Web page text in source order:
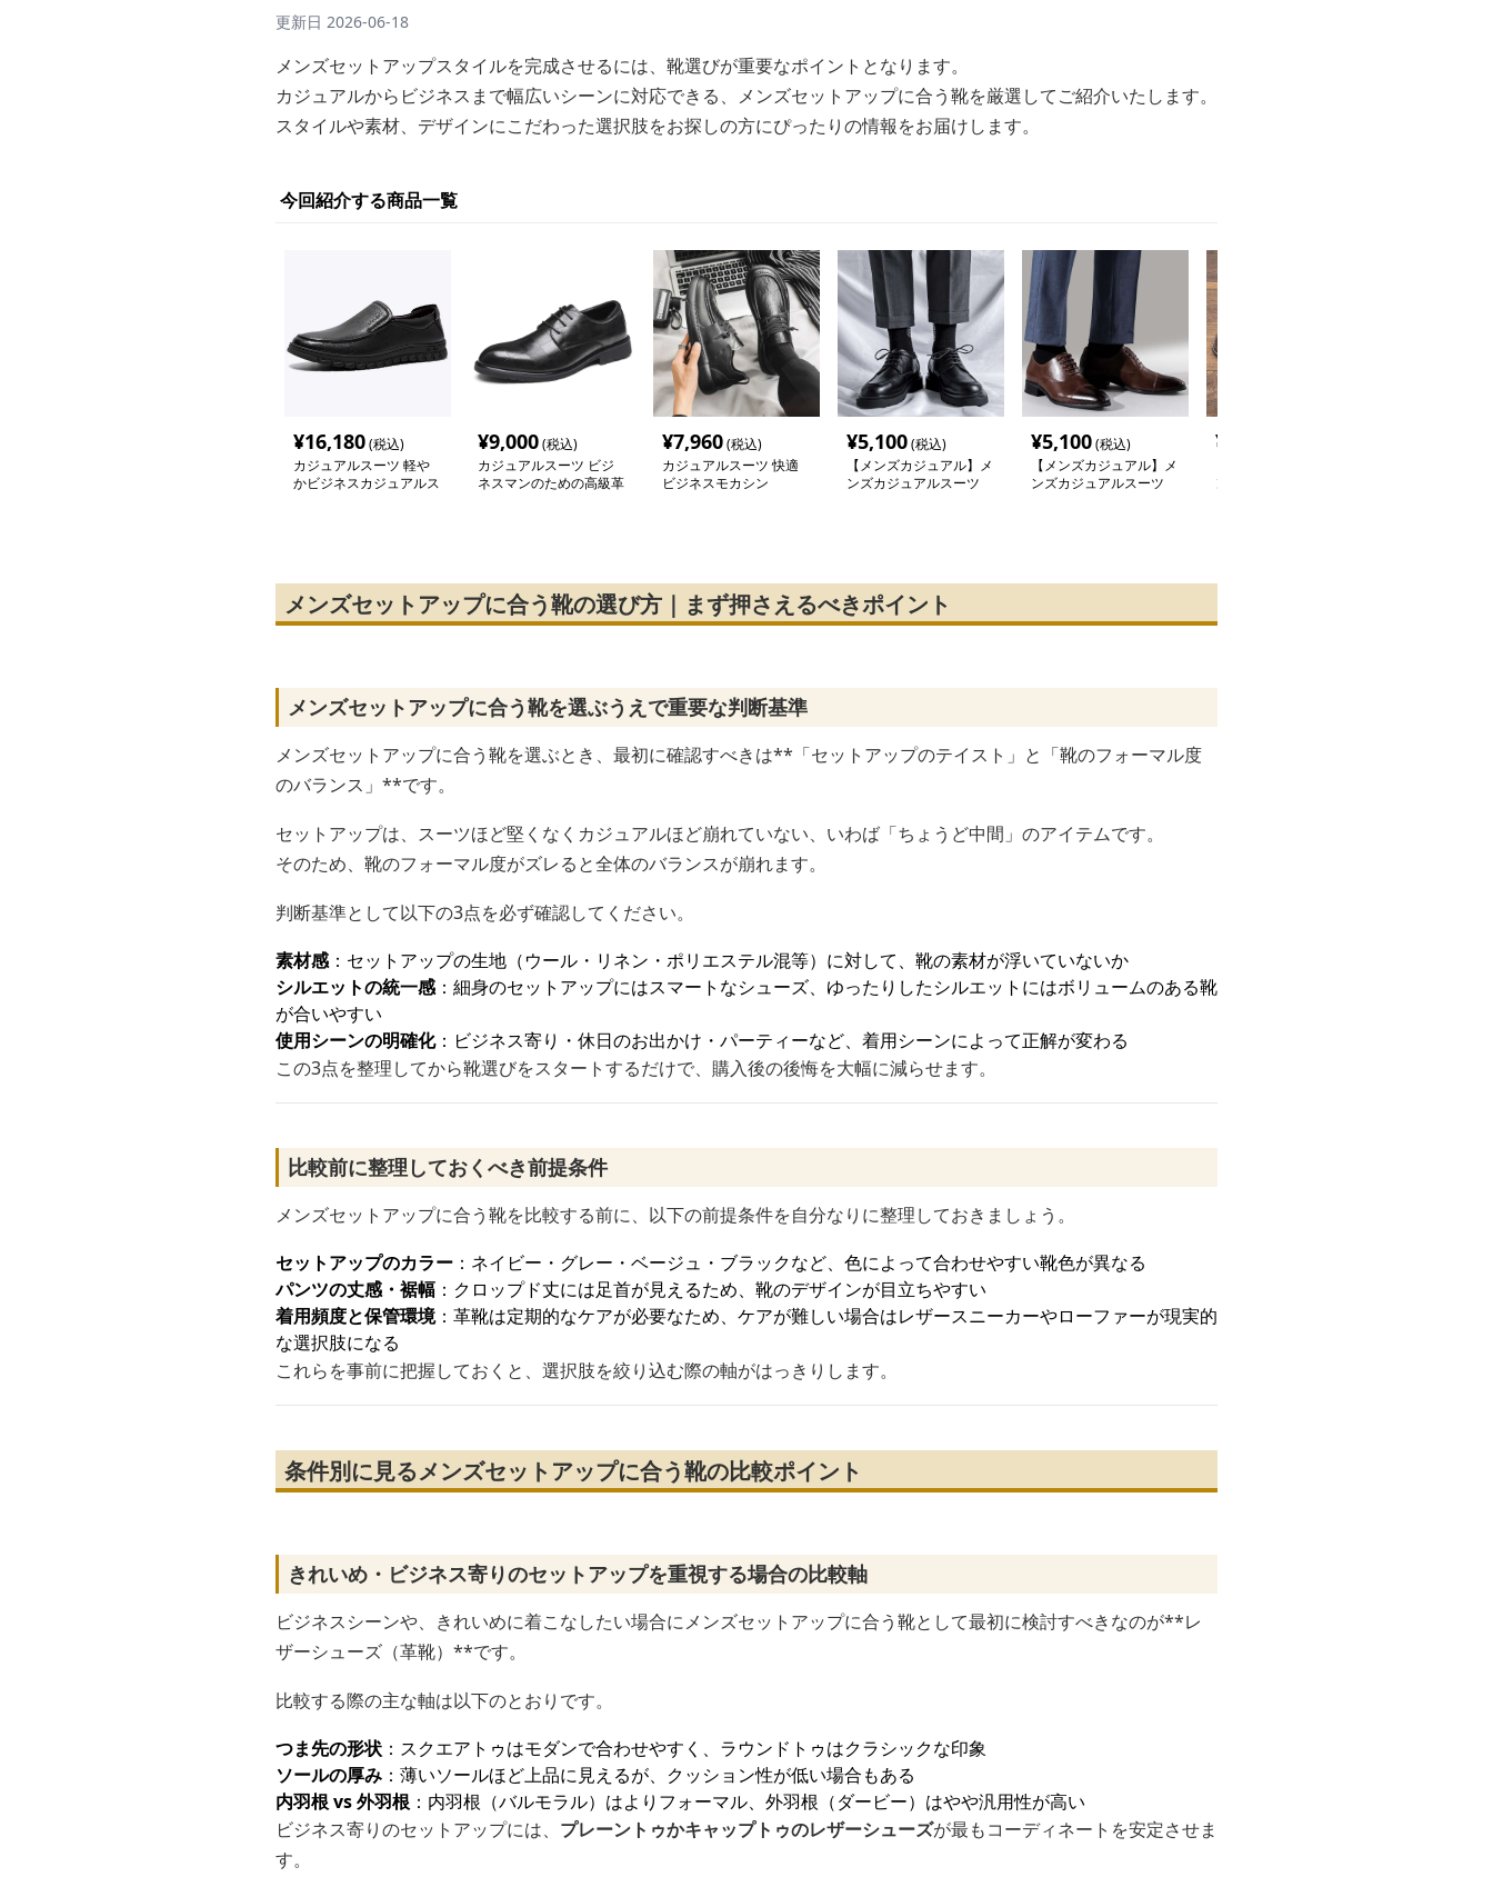
更新日 2026-06-18
メンズセットアップスタイルを完成させるには、靴選びが重要なポイントとなります。
カジュアルからビジネスまで幅広いシーンに対応できる、メンズセットアップに合う靴を厳選してご紹介いたします。
スタイルや素材、デザインにこだわった選択肢をお探しの方にぴったりの情報をお届けします。
今回紹介する商品一覧
¥16,180(税込)
カジュアルスーツ 軽や
かビジネスカジュアルス
¥9,000(税込)
カジュアルスーツ ビジ
ネスマンのための高級革
¥7,960(税込)
カジュアルスーツ 快適
ビジネスモカシン
¥5,100(税込)
【メンズカジュアル】メ
ンズカジュアルスーツ
¥5,100(税込)
【メンズカジュアル】メ
ンズカジュアルスーツ
¥
ンズカジュアルスーツ
メンズセットアップに合う靴の選び方｜まず押さえるべきポイント
メンズセットアップに合う靴を選ぶうえで重要な判断基準
メンズセットアップに合う靴を選ぶとき、最初に確認すべきは**「セットアップのテイスト」と「靴のフォーマル度
のバランス」**です。
セットアップは、スーツほど堅くなくカジュアルほど崩れていない、いわば「ちょうど中間」のアイテムです。
そのため、靴のフォーマル度がズレると全体のバランスが崩れます。
判断基準として以下の3点を必ず確認してください。
素材感：セットアップの生地（ウール・リネン・ポリエステル混等）に対して、靴の素材が浮いていないか
シルエットの統一感：細身のセットアップにはスマートなシューズ、ゆったりしたシルエットにはボリュームのある靴
が合いやすい
使用シーンの明確化：ビジネス寄り・休日のお出かけ・パーティーなど、着用シーンによって正解が変わる
この3点を整理してから靴選びをスタートするだけで、購入後の後悔を大幅に減らせます。
比較前に整理しておくべき前提条件
メンズセットアップに合う靴を比較する前に、以下の前提条件を自分なりに整理しておきましょう。
セットアップのカラー ：ネイビー・グレー・ベージュ・ブラックなど、色によって合わせやすい靴色が異なる
パンツの丈感・裾幅 ：クロップド丈には足首が見えるため、靴のデザインが目立ちやすい
着用頻度と保管環境：革靴は定期的なケアが必要なため、ケアが難しい場合はレザースニーカーやローファーが現実的
な選択肢になる
これらを事前に把握しておくと、選択肢を絞り込む際の軸がはっきりします。
条件別に見るメンズセットアップに合う靴の比較ポイント
きれいめ・ビジネス寄りのセットアップを重視する場合の比較軸
ビジネスシーンや、きれいめに着こなしたい場合にメンズセットアップに合う靴として最初に検討すべきなのが**レ
ザーシューズ（革靴）**です。
比較する際の主な軸は以下のとおりです。
つま先の形状 ：スクエアトゥはモダンで合わせやすく、ラウンドトゥはクラシックな印象
ソールの厚み ：薄いソールほど上品に見えるが、クッション性が低い場合もある
内羽根 vs 外羽根 ：内羽根（バルモラル）はよりフォーマル、外羽根（ダービー）はやや汎用性が高い
ビジネス寄りのセットアップには、 プレーントゥかキャップトゥのレザーシューズが最もコーディネートを安定させま
す。